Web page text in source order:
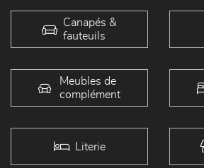
Canapés &
fauteuils
Meubles de
complément
Literie